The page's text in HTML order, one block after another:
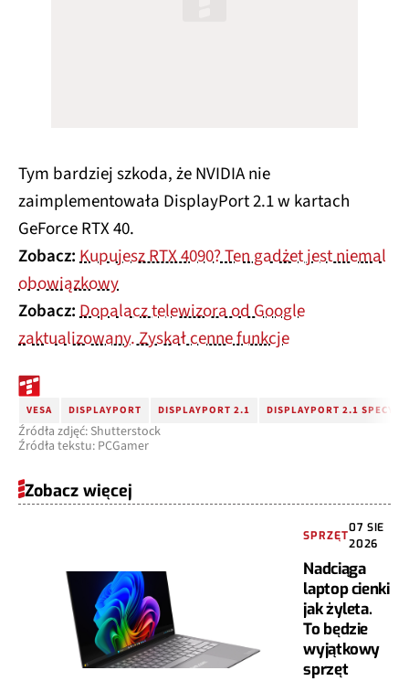
Tym bardziej szkoda, że NVIDIA nie
zaimplementowała DisplayPort 2.1 w kartach
GeForce RTX 40.
Zobacz:Kupujesz RTX 4090? Ten gadżet jest niemal
obowiązkowy
Zobacz:Dopalacz telewizora od Google
zaktualizowany. Zyskał cenne funkcje
VESA DISPLAYPORT DISPLAYPORT 2.1 DISPLAYPORT 2.1
Źródła zdjęć: Shutterstock
Źródła tekstu: PCGamer
Zobacz więcej
SPRZĘT
07 SIE
2026
Nadciąga
laptop cienki
jak żyleta.
To będzie
wyjątkowy
sprzęt